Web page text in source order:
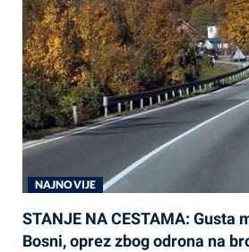
NAJNOVIJE
STANJE NA CESTAMA: Gusta
Bosni, oprez zbog odrona na